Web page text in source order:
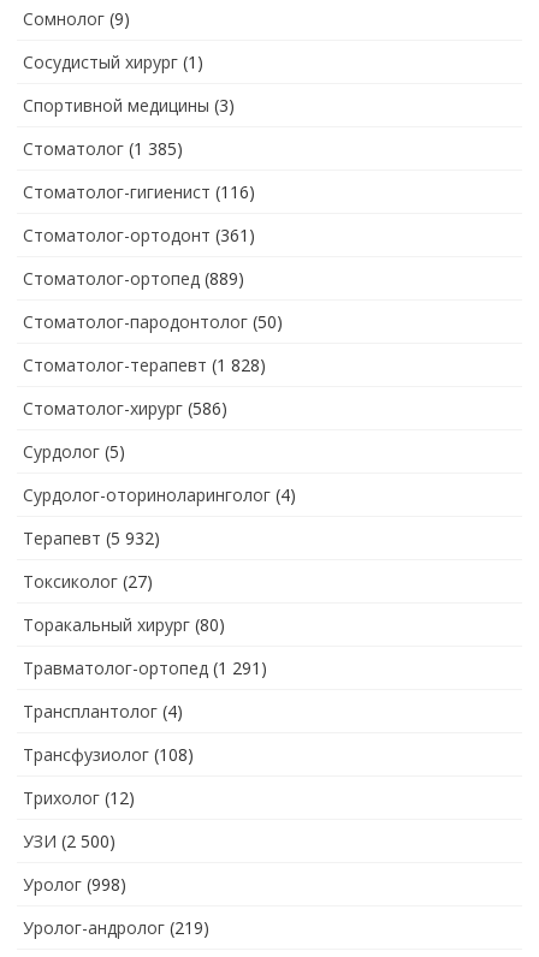
Сомнолог (9)
Сосудистый хирург (1)
Спортивной медицины (3)
Стоматолог (1 385)
Стоматолог-гигиенист (116)
Стоматолог-ортодонт (361)
Стоматолог-ортопед (889)
Стоматолог-пародонтолог (50)
Стоматолог-терапевт (1 828)
Стоматолог-хирург (586)
Сурдолог (5)
Сурдолог-оториноларинголог (4)
Терапевт (5 932)
Токсиколог (27)
Торакальный хирург (80)
Травматолог-ортопед (1 291)
Трансплантолог (4)
Трансфузиолог (108)
Трихолог (12)
УЗИ (2 500)
Уролог (998)
Уролог-андролог (219)